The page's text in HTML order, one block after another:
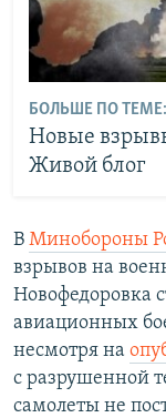
БОЛЬШЕ ПО ТЕМЕ:
Новые
Живой блог
В Минобороны
взрывов на
Новофедоровка
авиационных
несмотря на
с разрушенной
самолеты не